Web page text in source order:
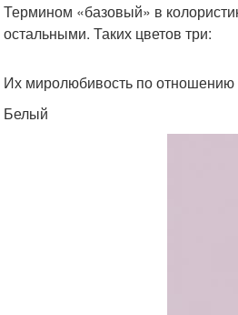
Термином «базовый» в
остальными. Таких цветов три:
Их миролюбивость по отношению
Белый